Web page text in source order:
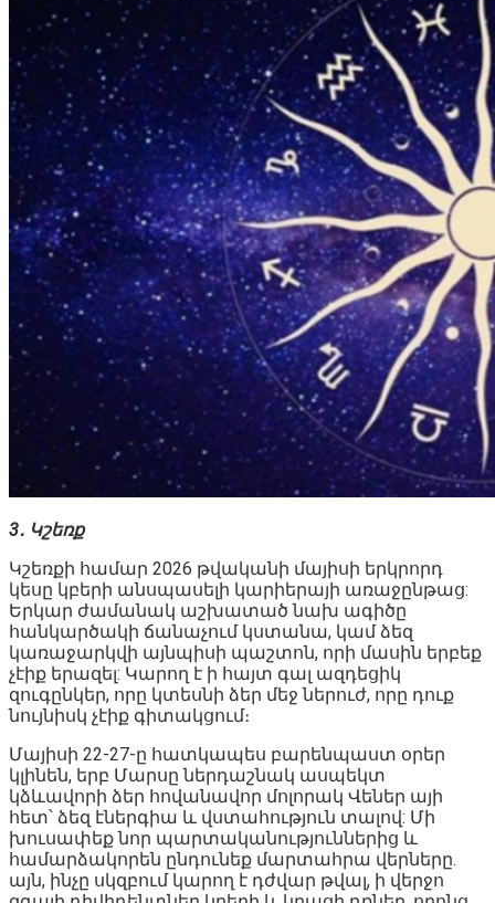
3․ Կշեռք
Կշեռքի համար 2026 թվականի մայիսի երկրորդ
կեսը կբերի անսպասելի կարիերայի առաջընթաց:
Երկար ժամանակ աշխատած նախ ագիծը
հանկարծակի ճանաչում կստանա, կամ ձեզ
կառաջարկվի այնպիսի պաշտոն, որի մասին երբեք
չէիք երազել: Կարող է ի հայտ գալ ազդեցիկ
զուգընկեր, որը կտեսնի ձեր մեջ ներուժ, որը դուք
նույնիսկ չէիք գիտակցում։
Մայիսի 22-27-ը հատկապես բարենպաստ օրեր
կլինեն, երբ Մարսը ներդաշնակ ասպեկտ
կձևավորի ձեր հովանավոր մոլորակ Վեներ այի
հետ՝ ձեզ էներգիա և վստահություն տալով: Մի
խուսափեք նոր պարտականություններից և
համարձակորեն ընդունեք մարտահրա վերները.
այն, ինչը սկզբում կարող է դժվար թվալ, ի վերջո